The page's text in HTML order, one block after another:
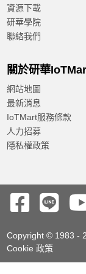
資源下載
研華學院
聯絡我們
關於研華
網站地圖
最新消息
IoTMart服務條款
人力招募
隱私權政策
Copyright © 1983 -
Cookie 政策